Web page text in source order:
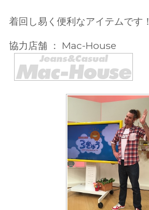
着回し易く便利なアイテムです！
協力店舗 ： Mac-House